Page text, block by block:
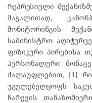
რეპრესიული
მაგალითად,
მონიტორინგის
სამინისტრო
ფიზიკური პირებისა
პერსონალური
ძალაუფლებით, [1]
უგულებელყოფს
ჩარევის